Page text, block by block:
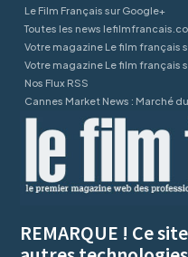
Le Film Français sur Google+
Toutes les news
Votre magazine Le film français
Votre magazine Le film français
Nos Flux RSS
Cannes Market News : Marché
REMARQUE ! Ce